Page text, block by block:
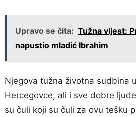
Upravo se čita: Tužna vijest:
napustio mladić Ibrahim
Njegova tužna životna sudbina
Hercegovce, ali i sve dobre
su čuli koji su čuli za ovu tešku